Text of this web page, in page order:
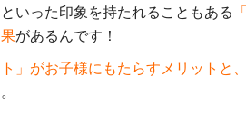
といった印象を持たれることもある
があるんです！
ト」がお子様にもたらすメリットと